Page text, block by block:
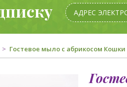
Гостевое мыло с абрикосом Кошки